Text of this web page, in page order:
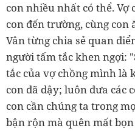
con nhiều nhất có thể. Vợ
con đến trường, cùng con
Vân từng chia sẻ quan
người tấm tắc khen ngợi:
tắc của vợ chồng mình là
con đã dậy; luôn đưa các
con cần chúng ta trong
bận rộn mà quên mất